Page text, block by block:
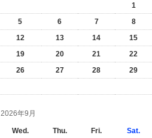
1
5 6 7
8
12 13 14
15
19 20 21
22
26 27 28
29
2026年9月
Wed. Thu. Fri. Sat.